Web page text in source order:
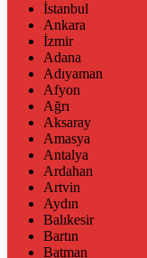
İstanbul
Ankara
İzmir
Adana
Adıyaman
Afyon
Ağrı
Aksaray
Amasya
Antalya
Ardahan
Artvin
Aydın
Balıkesir
Bartın
Batman